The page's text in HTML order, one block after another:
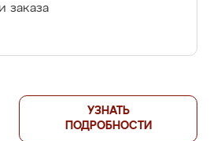
заказа
УЗНАТЬ
ПОДРОБНОСТИ